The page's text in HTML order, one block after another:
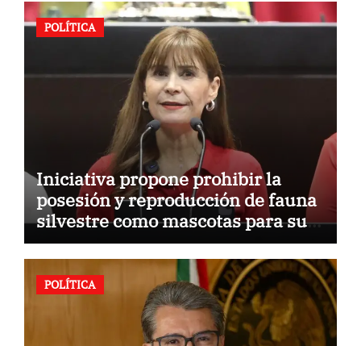
POLÍTICA
Iniciativa propone prohibir la
posesión y reproducción de fauna
silvestre como mascotas para su
comercialización
POLÍTICA